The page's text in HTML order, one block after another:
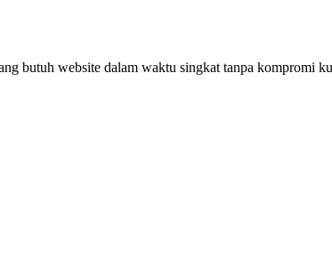
butuh website dalam waktu singkat tanpa kompromi